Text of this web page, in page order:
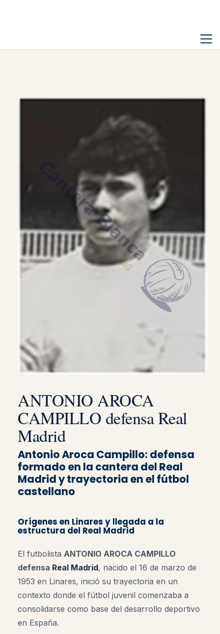
ANTONIO AROCA
CAMPILLO defensa Real
Madrid
Antonio Aroca Campillo: defensa
formado en la cantera del Real
Madrid y trayectoria en el fútbol
castellano
Orígenes en Linares y llegada a la
estructura del Real Madrid
El futbolista ANTONIO AROCA CAMPILLO
defensa Real Madrid, nacido el 16 de marzo de
1953 en Linares, inició su trayectoria en un
contexto donde el fútbol juvenil comenzaba a
consolidarse como base del desarrollo deportivo
en España.